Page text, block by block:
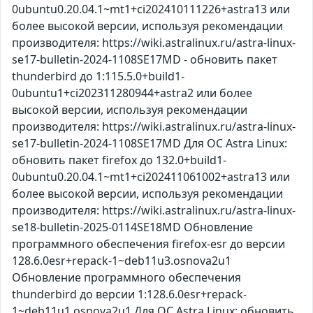
0ubuntu0.20.04.1~mt1+ci202410111226+astra13 или
более высокой версии, используя рекомендации
производителя: https://wiki.astralinux.ru/astra-linux-
se17-bulletin-2024-1108SE17MD - обновить пакет
thunderbird до 1:115.5.0+build1-
0ubuntu1+ci202311280944+astra2 или более
высокой версии, используя рекомендации
производителя: https://wiki.astralinux.ru/astra-linux-
se17-bulletin-2024-1108SE17MD Для ОС Astra Linux:
обновить пакет firefox до 132.0+build1-
0ubuntu0.20.04.1~mt1+ci202411061002+astra13 или
более высокой версии, используя рекомендации
производителя: https://wiki.astralinux.ru/astra-linux-
se18-bulletin-2025-0114SE18MD Обновление
программного обеспечения firefox-esr до версии
128.6.0esr+repack-1~deb11u3.osnova2u1
Обновление программного обеспечения
thunderbird до версии 1:128.6.0esr+repack-